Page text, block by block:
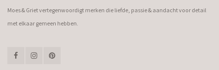
Moes & Griet vertegenwoordigt merken die liefde, passie & aandacht voor detail
met elkaar gemeen hebben.